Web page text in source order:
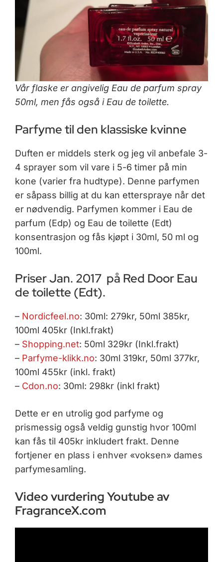
Vår flaske er angivelig Eau de parfum spray
50ml, men fås også i Eau de toilette.
Parfyme til den klassiske kvinne
Duften er middels sterk og jeg vil anbefale 3-
4 sprayer som vil vare i 5-6 timer på min
kone (varier fra hudtype). Denne parfymen
er såpass billig at du kan etterspraye når det
er nødvendig. Parfymen kommer i Eau de
parfum (Edp) og Eau de toilette (Edt)
konsentrasjon og fås kjøpt i 30ml, 50 ml og
100ml.
Priser Jan. 2017 på Red Door Eau
de toilette (Edt).
– Nordicfeel.no: 30ml: 279kr, 50ml 385kr,
100ml 405kr (Inkl.frakt)
– Shopping.net: 50ml 329kr (Inkl.frakt)
– Parfyme-klikk.no: 30ml 319kr, 50ml 377kr,
100ml 455kr (inkl. frakt)
– Cdon.no: 30ml: 298kr (inkl frakt)
Dette er en utrolig god parfyme og
prismessig også veldig gunstig hvor 100ml
kan fås til 405kr inkludert frakt. Denne
fortjener en plass i enhver «voksen» dames
parfymesamling.
Video vurdering Youtube av
FragranceX.com